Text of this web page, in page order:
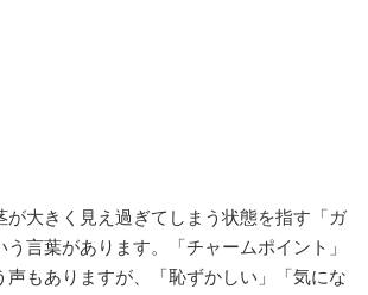
大きく見え過ぎてしまう状態を指す「ガ
う言葉があります。「チャームポイント」
声もありますが、「恥ずかしい」「気にな